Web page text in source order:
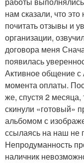
нам сказали, что
почитать отзывы и
организации,
договора меня
появилась
Активное общение
момента оплаты.
же, спустя 2
скинули «готовый»
альбомом с
ссылаясь на наш не
Непродуманность
наличник